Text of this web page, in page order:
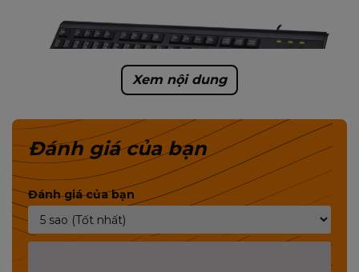
➟ MIXIE là thương hiệu Bàn Phím, Chuột Máy Tính
Chuyên Dụng Bán Chạy Số 01 Tại Thái Lan 🇹🇭Với
Xem nội dung
Đánh giá của bạn
Đánh giá của bạn